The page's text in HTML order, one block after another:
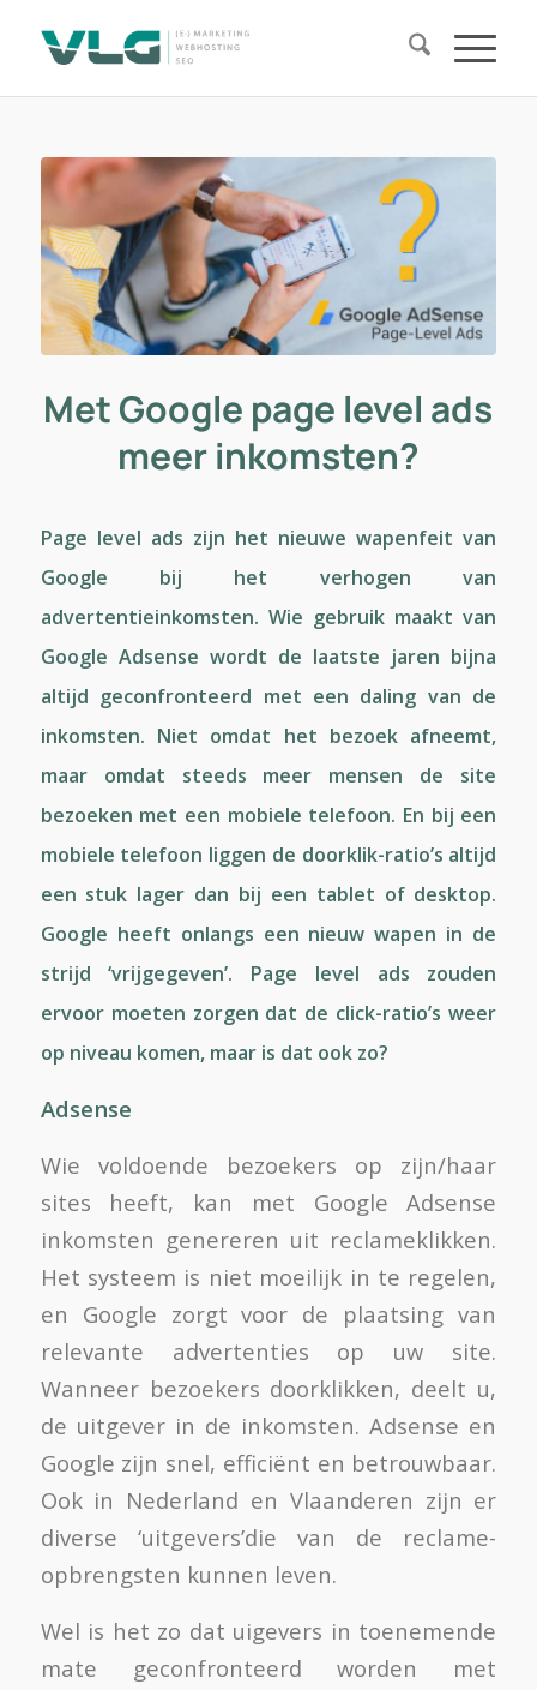
Met Google page level ads
meer inkomsten?
Page level ads zijn het nieuwe wapenfeit van
Google bij het verhogen van
advertentieinkomsten. Wie gebruik maakt van
Google Adsense wordt de laatste jaren bijna
altijd geconfronteerd met een daling van de
inkomsten. Niet omdat het bezoek afneemt,
maar omdat steeds meer mensen de site
bezoeken met een mobiele telefoon. En bij een
mobiele telefoon liggen de doorklik-ratio’s altijd
een stuk lager dan bij een tablet of desktop.
Google heeft onlangs een nieuw wapen in de
strijd ‘vrijgegeven’. Page level ads zouden
ervoor moeten zorgen dat de click-ratio’s weer
op niveau komen, maar is dat ook zo?
Adsense
Wie voldoende bezoekers op zijn/haar
sites heeft, kan met Google Adsense
inkomsten genereren uit reclameklikken.
Het systeem is niet moeilijk in te regelen,
en Google zorgt voor de plaatsing van
relevante advertenties op uw site.
Wanneer bezoekers doorklikken, deelt u,
de uitgever in de inkomsten. Adsense en
Google zijn snel, efficiënt en betrouwbaar.
Ook in Nederland en Vlaanderen zijn er
diverse ‘uitgevers’die van de reclame-
opbrengsten kunnen leven.
Wel is het zo dat uigevers in toenemende
mate geconfronteerd worden met